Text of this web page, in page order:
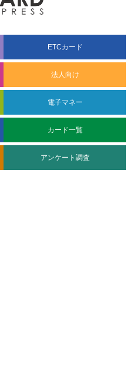
ETCカード
法人向け
電子マネー
カード一覧
アンケート調査